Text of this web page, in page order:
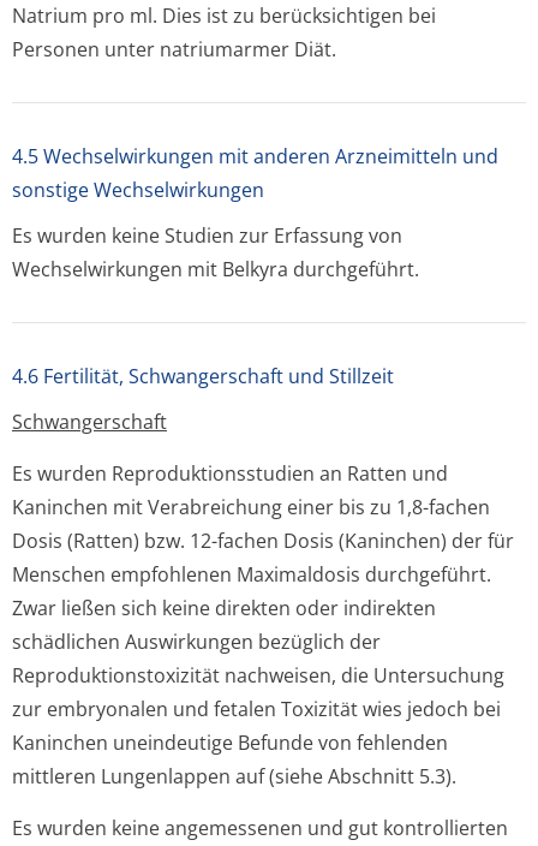
Natrium pro ml. Dies ist zu berücksichtigen bei
Personen unter natriumarmer Diät.
4.5 Wechselwirkungen mit anderen Arzneimitteln und
sonstige Wechselwirkungen
Es wurden keine Studien zur Erfassung von
Wechselwirkungen mit Belkyra durchgeführt.
4.6 Fertilität, Schwangerschaft und Stillzeit
Schwangerschaft
Es wurden Reproduktionsstu­dien an Ratten und
Kaninchen mit Verabreichung einer bis zu 1,8-fachen
Dosis (Ratten) bzw. 12-fachen Dosis (Kaninchen) der für
Menschen empfohlenen Maximaldosis durchgeführt.
Zwar ließen sich keine direkten oder indirekten
schädlichen Auswirkungen bezüglich der
Reproduktionsto­xizität nachweisen, die Untersuchung
zur embryonalen und fetalen Toxizität wies jedoch bei
Kaninchen uneindeutige Befunde von fehlenden
mittleren Lungenlappen auf (siehe Abschnitt 5.3).
Es wurden keine angemessenen und gut kontrollierten